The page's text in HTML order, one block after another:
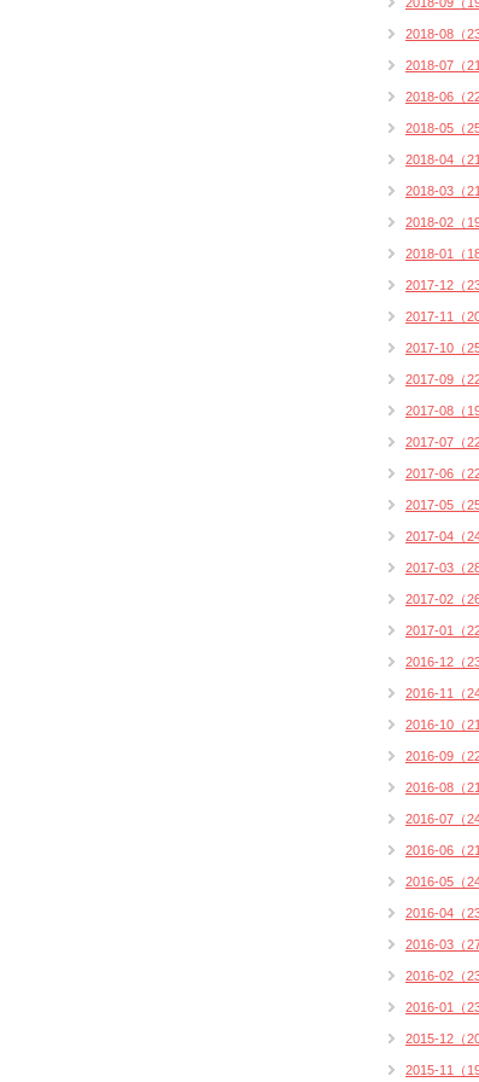
2018-08（23
2018-07（21
2018-06（22
2018-05（25
2018-04（21
2018-03（21
2018-02（19
2018-01（18
2017-12（23
2017-11（20
2017-10（25
2017-09（22
2017-08（19
2017-07（22
2017-06（22
2017-05（25
2017-04（24
2017-03（28
2017-02（26
2017-01（22
2016-12（23
2016-11（24
2016-10（21
2016-09（22
2016-08（21
2016-07（24
2016-06（21
2016-05（24
2016-04（23
2016-03（27
2016-02（23
2016-01（23
2015-12（20
2015-11（19